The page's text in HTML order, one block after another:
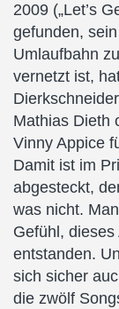
2009 („Let’s
gefunden,
Umlaufbahn
vernetzt ist,
Mathias Dieth
Vinny Appice
Damit ist im
abgesteckt,
was nicht.
Gefühl,
entstanden.
sich sicher
die zwölf